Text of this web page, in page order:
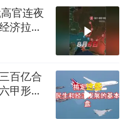
官连夜
济拉响
百亿合
甲形势